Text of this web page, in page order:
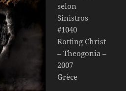
selon
Sinistros
#1040
Rotting Christ
– Theogonia –
2007
Grèce